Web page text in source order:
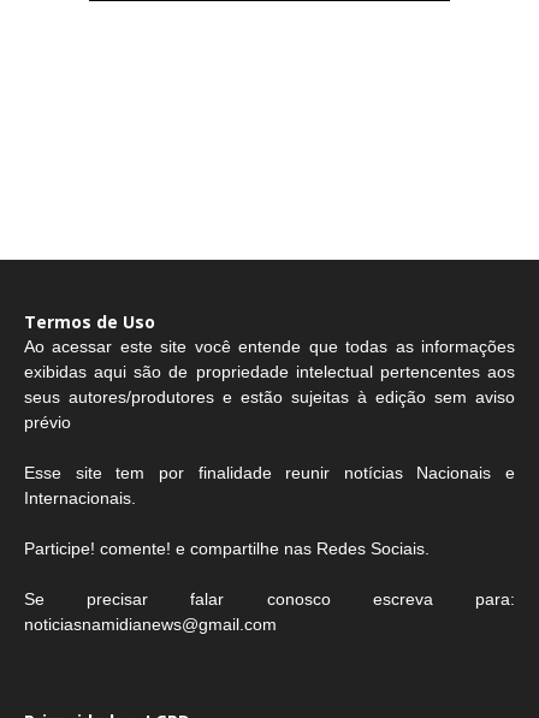
Termos de Uso
Ao acessar este site você entende que todas as informações
exibidas aqui são de propriedade intelectual pertencentes aos
seus autores/produtores e estão sujeitas à edição sem aviso
prévio
Esse site tem por finalidade reunir notícias Nacionais e
Internacionais.
Participe! comente! e compartilhe nas Redes Sociais.
Se precisar falar conosco escreva para:
noticiasnamidianews@gmail.com